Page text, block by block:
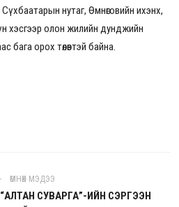
нутаг, Өмнөговийн ихэнх,
хэсгээр олон жилийн дунджийн
бага орох төлөвтэй байна.
ӨМНӨХ МЭДЭЭ
СУВАРГА”-ИЙН СЭРГЭЭН